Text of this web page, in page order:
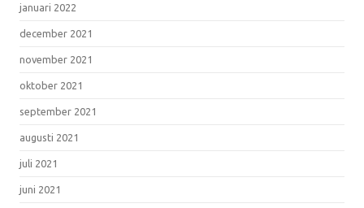
januari 2022
december 2021
november 2021
oktober 2021
september 2021
augusti 2021
juli 2021
juni 2021